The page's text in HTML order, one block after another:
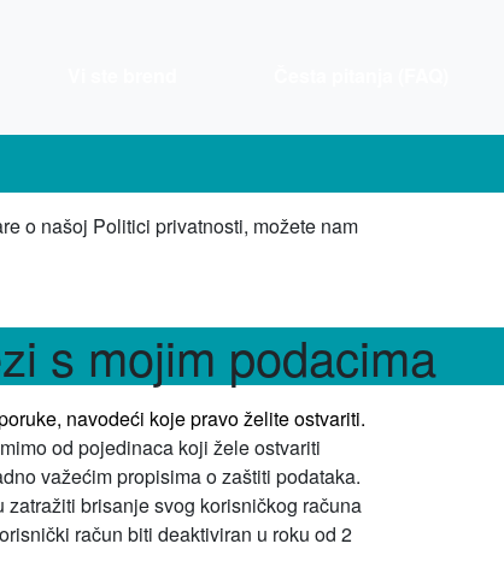
o našoj Politici privatnosti, možete nam
s mojim podacima
navodeći koje pravo želite ostvariti.
od pojedinaca koji žele ostvariti
važećim propisima o zaštiti podataka.
zatražiti brisanje svog korisničkog računa
račun biti deaktiviran u roku od 2